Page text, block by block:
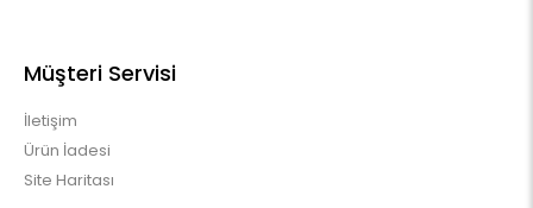
Müşteri Servisi
İletişim
Ürün İadesi
Site Haritası